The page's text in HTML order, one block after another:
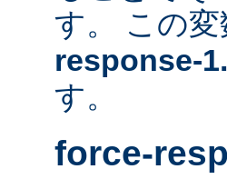
す。 この
response-
す。
force-